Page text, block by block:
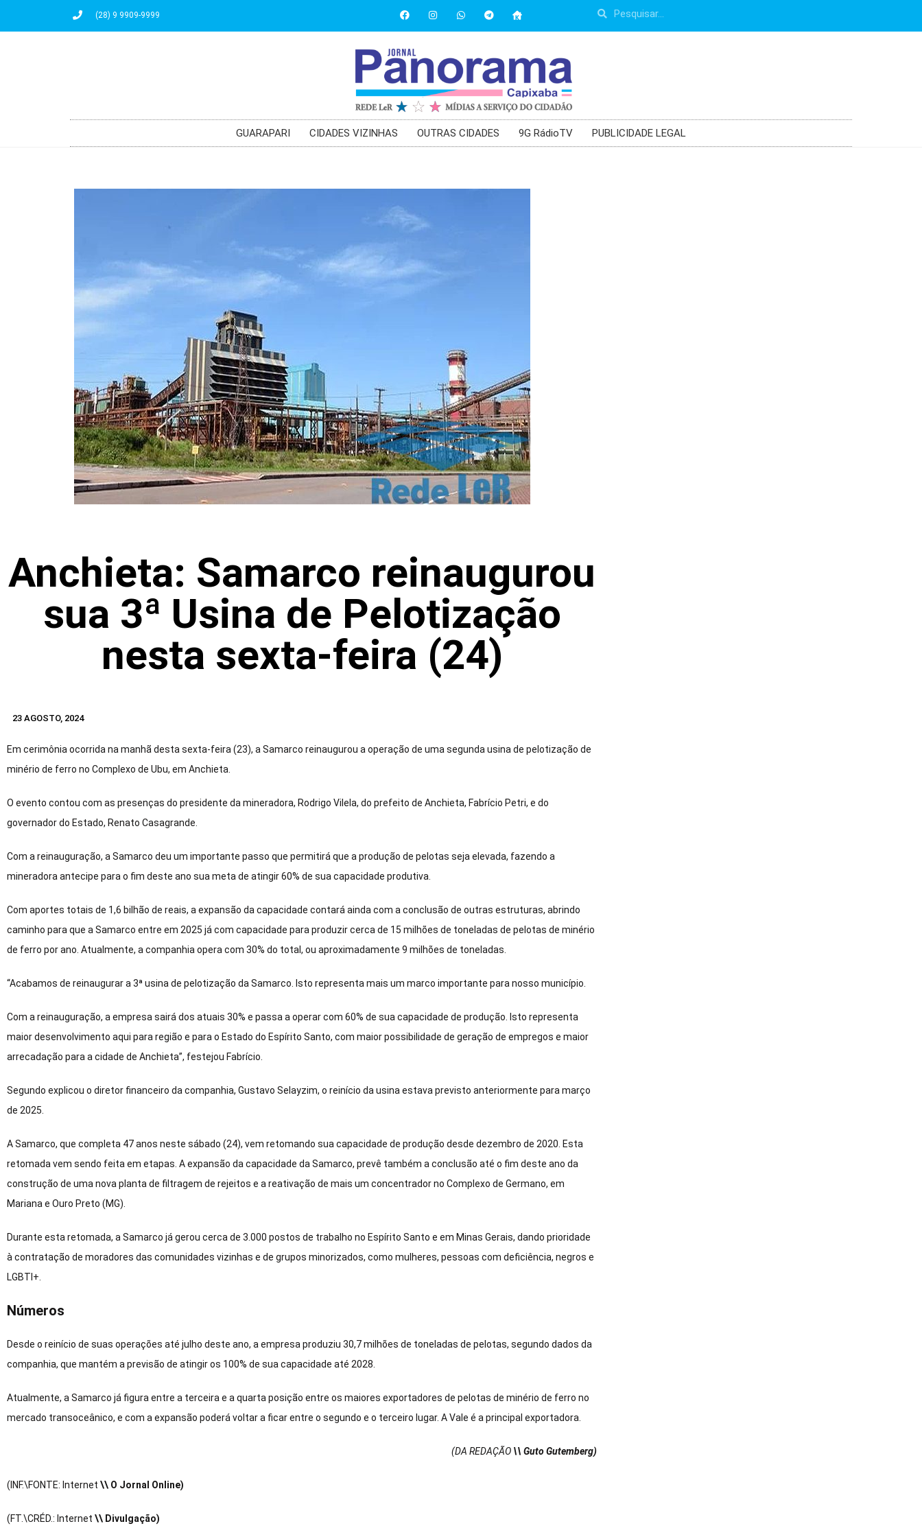
(28) 9 9909-9999
GUARAPARI CIDADES VIZINHAS OUTRAS CIDADES 9G RádioTV PUBLICIDADE LEGAL
Anchieta: Samarco reinaugurou
sua 3ª Usina de Pelotização
nesta sexta-feira (24)
23 AGOSTO, 2024
Em cerimônia ocorrida na manhã desta sexta-feira (23), a Samarco reinaugurou a operação de uma segunda usina de pelotização de
minério de ferro no Complexo de Ubu, em Anchieta.
O evento contou com as presenças do presidente da mineradora, Rodrigo Vilela, do prefeito de Anchieta, Fabrício Petri, e do
governador do Estado, Renato Casagrande.
Com a reinauguração, a Samarco deu um importante passo que permitirá que a produção de pelotas seja elevada, fazendo a
mineradora antecipe para o fim deste ano sua meta de atingir 60% de sua capacidade produtiva.
Com aportes totais de 1,6 bilhão de reais, a expansão da capacidade contará ainda com a conclusão de outras estruturas, abrindo
caminho para que a Samarco entre em 2025 já com capacidade para produzir cerca de 15 milhões de toneladas de pelotas de minério
de ferro por ano. Atualmente, a companhia opera com 30% do total, ou aproximadamente 9 milhões de toneladas.
“Acabamos de reinaugurar a 3ª usina de pelotização da Samarco. Isto representa mais um marco importante para nosso município.
Com a reinauguração, a empresa sairá dos atuais 30% e passa a operar com 60% de sua capacidade de produção. Isto representa
maior desenvolvimento aqui para região e para o Estado do Espírito Santo, com maior possibilidade de geração de empregos e maior
arrecadação para a cidade de Anchieta”, festejou Fabrício.
Segundo explicou o diretor financeiro da companhia, Gustavo Selayzim, o reinício da usina estava previsto anteriormente para março
de 2025.
A Samarco, que completa 47 anos neste sábado (24), vem retomando sua capacidade de produção desde dezembro de 2020. Esta
retomada vem sendo feita em etapas. A expansão da capacidade da Samarco, prevê também a conclusão até o fim deste ano da
construção de uma nova planta de filtragem de rejeitos e a reativação de mais um concentrador no Complexo de Germano, em
Mariana e Ouro Preto (MG).
Durante esta retomada, a Samarco já gerou cerca de 3.000 postos de trabalho no Espírito Santo e em Minas Gerais, dando prioridade
à contratação de moradores das comunidades vizinhas e de grupos minorizados, como mulheres, pessoas com deficiência, negros e
LGBTI+.
Números
Desde o reinício de suas operações até julho deste ano, a empresa produziu 30,7 milhões de toneladas de pelotas, segundo dados da
companhia, que mantém a previsão de atingir os 100% de sua capacidade até 2028.
Atualmente, a Samarco já figura entre a terceira e a quarta posição entre os maiores exportadores de pelotas de minério de ferro no
mercado transoceânico, e com a expansão poderá voltar a ficar entre o segundo e o terceiro lugar. A Vale é a principal exportadora.
(DA REDAÇÃO \\ Guto Gutemberg)
(INF.\FONTE: Internet \\ O Jornal Online)
(FT.\CRÉD.: Internet \\ Divulgação)